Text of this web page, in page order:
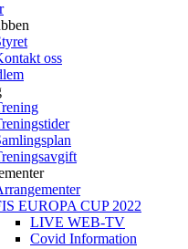
oss
EUROPA CUP 2022
LIVE WEB-TV
Covid Information